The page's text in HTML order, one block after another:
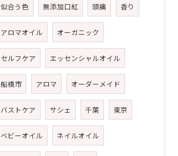
似合う色 無添加口紅 頭痛 香り
アロマオイル オーガニック
セルフケア エッセンシャルオイル
船橋市 アロマ オーダーメイド
バストケア サシェ 千葉 東京
ベビーオイル ネイルオイル